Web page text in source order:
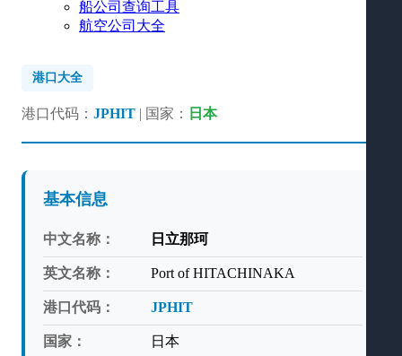
船公司查询工具
航空公司大全
港口大全
港口代码： JPHIT | 国家： 日本
基本信息
中文名称： 日立那珂
英文名称： Port of HITACHINAKA
港口代码： JPHIT
国家： 日本